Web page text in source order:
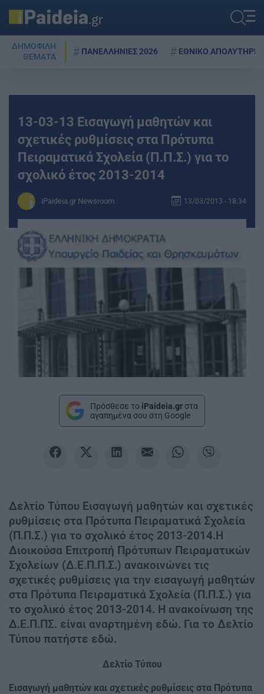
ΔΗΜΟΦΙΛΗ
ΘΕΜΑΤΑ
ΠΑΝΕΛΛΗΝΙΕΣ 2026 ΕΘΝΙΚΟ ΑΠΟΛΥΤΗΡΙΟ
13-03-13 Εισαγωγή μαθητών και
σχετικές ρυθμίσεις στα Πρότυπα
Πειραματικά Σχολεία (Π.Π.Σ.) για το
σχολικό έτος 2013-2014
iPaideia.gr Newsroom 13/03/2013 - 18:34
Πρόσθεσε το iPaideia.gr στα
αγαπημένα σου στη Google
Δελτίο Τύπου Εισαγωγή μαθητών και σχετικές
ρυθμίσεις στα Πρότυπα Πειραματικά Σχολεία
(Π.Π.Σ.) για το σχολικό έτος 2013-2014.Η
Διοικούσα Επιτροπή Πρότυπων Πειραματικών
Σχολείων (Δ.Ε.Π.Π.Σ.) ανακοινώνει τις
σχετικές ρυθμίσεις για την εισαγωγή μαθητών
στα Πρότυπα Πειραματικά Σχολεία (Π.Π.Σ.) για
το σχολικό έτος 2013-2014. Η ανακοίνωση της
Δ.Ε.Π.ΠΣ. είναι αναρτημένη εδώ. Για το Δελτίο
Τύπου πατήστε εδώ.
Δελτίο Τύπου
Εισαγωγή μαθητών και σχετικές ρυθμίσεις στα Πρότυπα